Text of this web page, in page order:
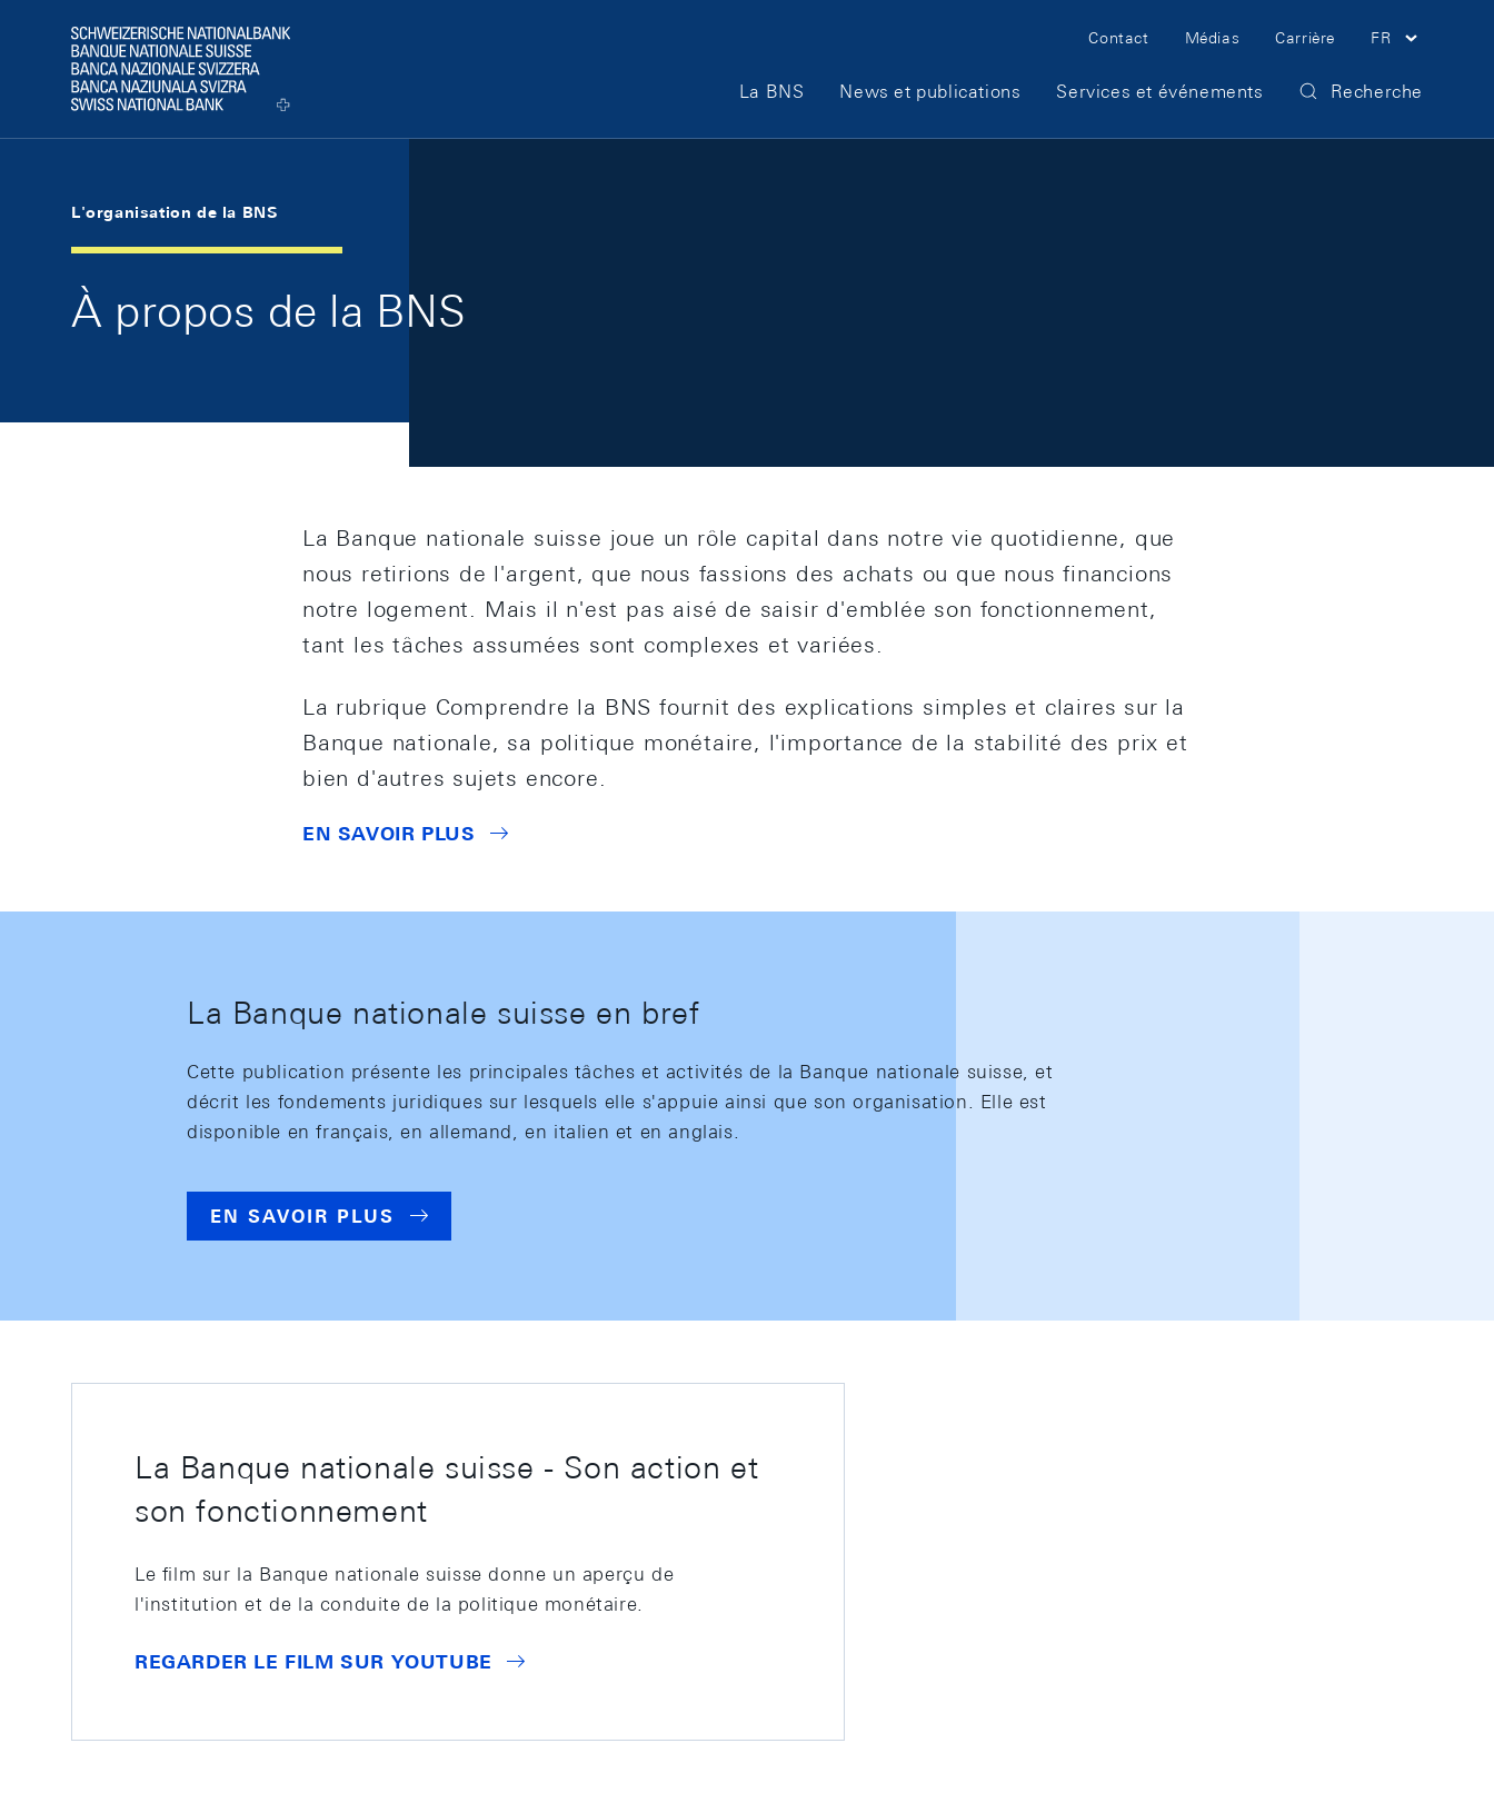
Logo
Meta Navigation
Contact Médias Carrière FR
Main Navigation
La BNS News et publications Services et événements Recherche
L'organisation de la BNS
À propos de la BNS
La Banque nationale suisse joue un rôle capital dans notre vie quotidienne, que
nous retirions de l'argent, que nous fassions des achats ou que nous financions
notre logement. Mais il n'est pas aisé de saisir d'emblée son fonctionnement,
tant les tâches assumées sont complexes et variées.
La rubrique Comprendre la BNS fournit des explications simples et claires sur la
Banque nationale, sa politique monétaire, l'importance de la stabilité des prix et
bien d'autres sujets encore.
EN SAVOIR PLUS
La Banque nationale suisse en bref
Cette publication présente les principales tâches et activités de la Banque nationale suisse, et
décrit les fondements juridiques sur lesquels elle s'appuie ainsi que son organisation. Elle est
disponible en français, en allemand, en italien et en anglais.
EN SAVOIR PLUS
La Banque nationale suisse - Son action et
son fonctionnement
Le film sur la Banque nationale suisse donne un aperçu de
l'institution et de la conduite de la politique monétaire.
REGARDER LE FILM SUR YOUTUBE